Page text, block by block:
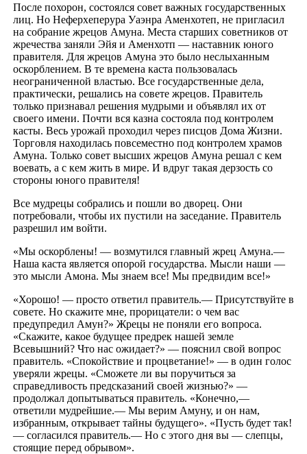
После похорон, состоялся совет важных государственных
лиц. Но Неферхеперура Уаэнра Аменхотеп, не пригласил
на собрание жрецов Амуна. Места старших советников от
жречества заняли Эйя и Аменхотп — наставник юного
правителя. Для жрецов Амуна это было неслыханным
оскорблением. В те времена каста пользовалась
неограниченной властью. Все государственные дела,
практически, решались на совете жрецов. Правитель
только признавал решения мудрыми и объявлял их от
своего имени. Почти вся казна состояла под контролем
касты. Весь урожай проходил через писцов Дома Жизни.
Торговля находилась повсеместно под контролем храмов
Амуна. Только совет высших жрецов Амуна решал с кем
воевать, а с кем жить в мире. И вдруг такая дерзость со
стороны юного правителя!
Все мудрецы собрались и пошли во дворец. Они
потребовали, чтобы их пустили на заседание. Правитель
разрешил им войти.
«Мы оскорблены! — возмутился главный жрец Амуна.—
Наша каста является опорой государства. Мысли наши —
это мысли Амона. Мы знаем все! Мы предвидим все!»
«Хорошо! — просто ответил правитель.— Присутствуйте в
совете. Но скажите мне, прорицатели: о чем вас
предупредил Амун?» Жрецы не поняли его вопроса.
«Скажите, какое будущее предрек нашей земле
Всевышний? Что нас ожидает?» — пояснил свой вопрос
правитель. «Спокойствие и процветание!» — в один голос
уверяли жрецы. «Сможете ли вы поручиться за
справедливость предсказаний своей жизнью?» —
продолжал допытываться правитель. «Конечно,—
ответили мудрейшие.— Мы верим Амуну, и он нам,
избранным, открывает тайны будущего». «Пусть будет так!
— согласился правитель.— Но с этого дня вы — слепцы,
стоящие перед обрывом».